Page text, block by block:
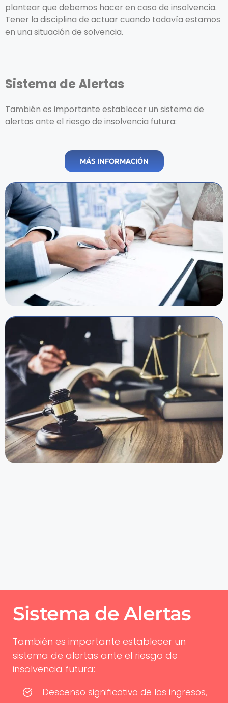
plantear que debemos hacer en caso de insolvencia.
Tener la disciplina de actuar cuando todavía estamos
en una situación de solvencia.
Sistema de Alertas
También es importante establecer un sistema de
alertas ante el riesgo de insolvencia futura:
MÁS INFORMACIÓN
Sistema de Alertas
También es importante establecer un
sistema de alertas ante el riesgo de
insolvencia futura:
Descenso significativo de los ingresos,